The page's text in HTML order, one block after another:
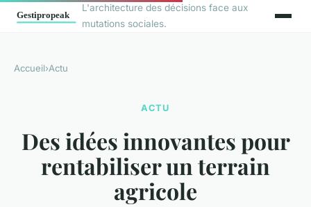
L'architecture des décisions face aux
mutations sociales.
Accueil›Actu
ACTU
Des idées innovantes pour
rentabiliser un terrain
agricole